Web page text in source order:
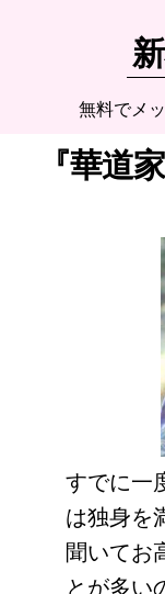
無料でメ
『華道
すでに一
は独身を
聞いてお
とが多い